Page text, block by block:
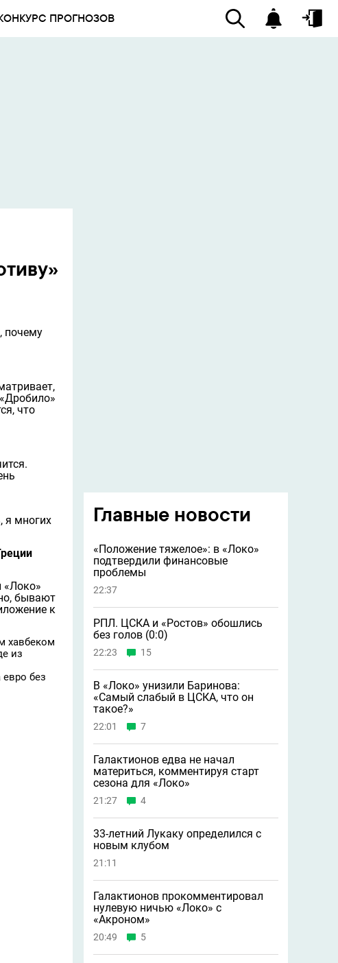
ПРОГНОЗОВ
почему
что
я многих
«Локо»
бывают
к
хавбеком
из
без
Главные новости
«Положение тяжелое»: в «Локо»
подтвердили финансовые
проблемы
22:37
РПЛ. ЦСКА и «Ростов» обошлись
без голов (0:0)
22:23 15
В «Локо» унизили Баринова:
«Самый слабый в ЦСКА, что он
такое?»
22:01 7
Галактионов едва не начал
материться, комментируя старт
сезона для «Локо»
21:27 4
33-летний Лукаку определился с
новым клубом
21:11
Галактионов прокомментировал
нулевую ничью «Локо» с
«Акроном»
20:49 5